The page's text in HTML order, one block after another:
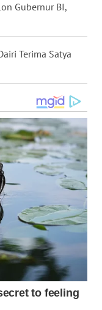
Gubernur BI,
Terima Satya